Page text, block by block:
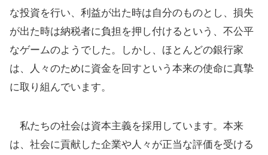
な投資を行い、利益が出た時は自分のものとし、損失
が出た時は納税者に負担を押し付けるという、不公平
なゲームのようでした。しかし、ほとんどの銀行家
は、人々のために資金を回すという本来の使命に真摯
に取り組んでいます。
私たちの社会は資本主義を採用しています。本来
は、社会に貢献した企業や人々が正当な評価を受ける